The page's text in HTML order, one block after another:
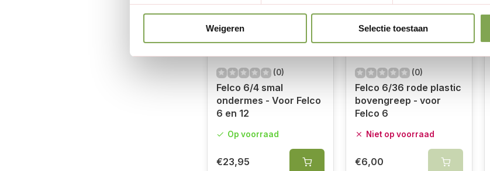
Weigeren Selectie toestaan
(0)
Felco 6/4 smal
ondermes - Voor Felco
6 en 12
Op voorraad
€23,95
(0)
Felco 6/36 rode plastic
bovengreep - voor
Felco 6
Niet op voorraad
€6,00